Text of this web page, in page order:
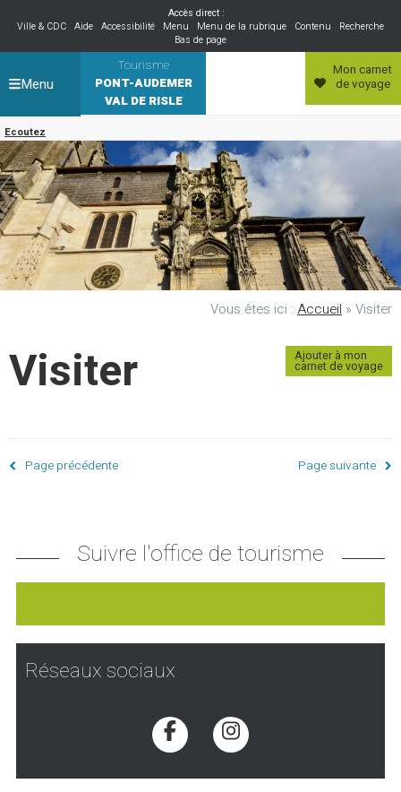
Accès direct :
Ville & CDC Aide Accessibilité Menu Menu de la rubrique Contenu
Recherche
Bas de page
Tourisme
PONT-AUDEMER
VAL DE RISLE
Ecoutez
Mon carnet
de voyage
Menu
Vous êtes ici : Accueil » Visiter
Ajouter à mon
carnet de voyage
Visiter
Page précédente Page suivante
Suivre l'office de tourisme
Réseaux sociaux
Voir la page Facebook
Voir la page